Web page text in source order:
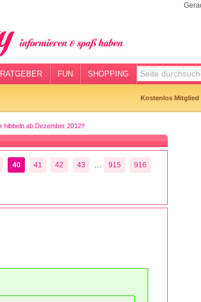
RATGEBER FUN SHOPPING
Kostenlos Mitglied
hibbeln ab Dezember 2012!!
40 41 42 43 915 916